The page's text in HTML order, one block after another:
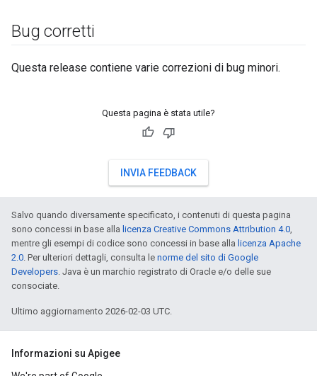
Bug corretti
Questa release contiene varie correzioni di bug minori.
Questa pagina è stata utile?
INVIA FEEDBACK
Salvo quando diversamente specificato, i contenuti di questa pagina
sono concessi in base alla licenza Creative Commons Attribution 4.0,
mentre gli esempi di codice sono concessi in base alla licenza Apache
2.0. Per ulteriori dettagli, consulta le norme del sito di Google
Developers. Java è un marchio registrato di Oracle e/o delle sue
consociate.
Ultimo aggiornamento 2026-02-03 UTC.
Informazioni su Apigee